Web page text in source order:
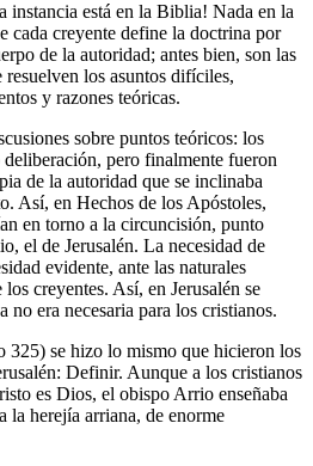
instancia está en la Biblia! Nada en la
cada creyente define la doctrina por
de la autoridad; antes bien, son las
los asuntos difíciles,
y razones teóricas.
sobre puntos teóricos: los
pero finalmente fueron
de la autoridad que se inclinaba
Así, en Hechos de los Apóstoles,
en torno a la circuncisión, punto
el de Jerusalén. La necesidad de
evidente, ante las naturales
creyentes. Así, en Jerusalén se
era necesaria para los cristianos.
325) se hizo lo mismo que hicieron los
Definir. Aunque a los cristianos
es Dios, el obispo Arrio enseñaba
herejía arriana, de enorme